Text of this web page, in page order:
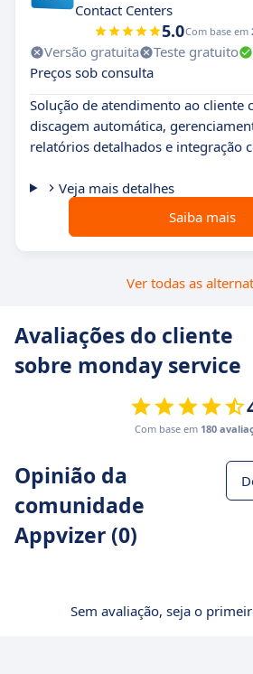
Contact Centers
5.0Com base em
Versão gratuita Teste gratuito
Preços sob consulta
Solução de atendimento ao cliente
discagem automática,
relatórios detalhados e integração
Veja mais detalhes
Saiba mais
Ver todas as
Avaliações do cliente
sobre monday service
Com base em 180
Opinião da
comunidade
Appvizer (0)
Sem avaliação, seja o